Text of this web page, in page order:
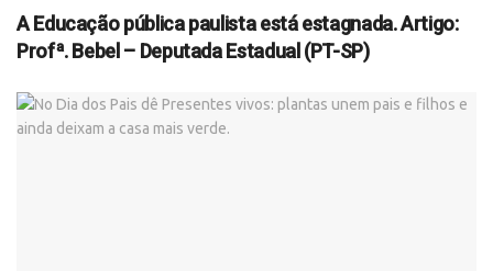
A Educação pública paulista está estagnada. Artigo:
Profª. Bebel – Deputada Estadual (PT-SP)